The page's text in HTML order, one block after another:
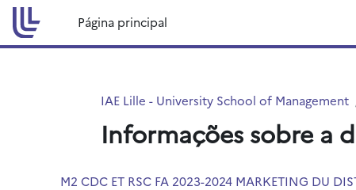
Ir para o conteúdo principal
Página principal
IAE Lille - University School of Management
Informações sobre a
M2 CDC ET RSC FA 2023-2024 MARKETING DU